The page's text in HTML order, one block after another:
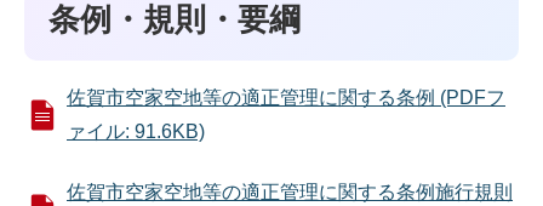
条例・規則・要綱
佐賀市空家空地等の適正管理に関する条例 (PDFフ
ァイル: 91.6KB)
佐賀市空家空地等の適正管理に関する条例施行規則